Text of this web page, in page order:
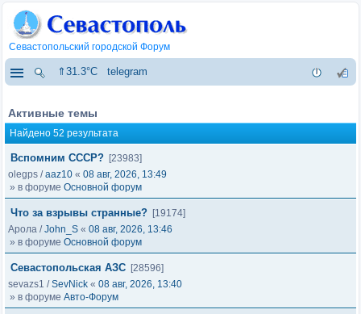
Севастопольский городской Форум
⇑31.3°C telegram
Активные темы
Найдено 52 результата
Вспомним СССР? [23983]
olegps /aaz10 « 08 авг, 2026, 13:49
» в форуме Основной форум
Что за взрывы странные? [19174]
Арола /John_S « 08 авг, 2026, 13:46
» в форуме Основной форум
Севастопольская АЗС [28596]
sevazs1 /SevNick « 08 авг, 2026, 13:40
» в форуме Авто-Форум